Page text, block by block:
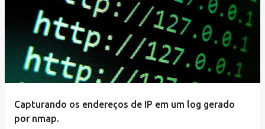
Capturando os endereços de IP em um log gerado
por nmap.